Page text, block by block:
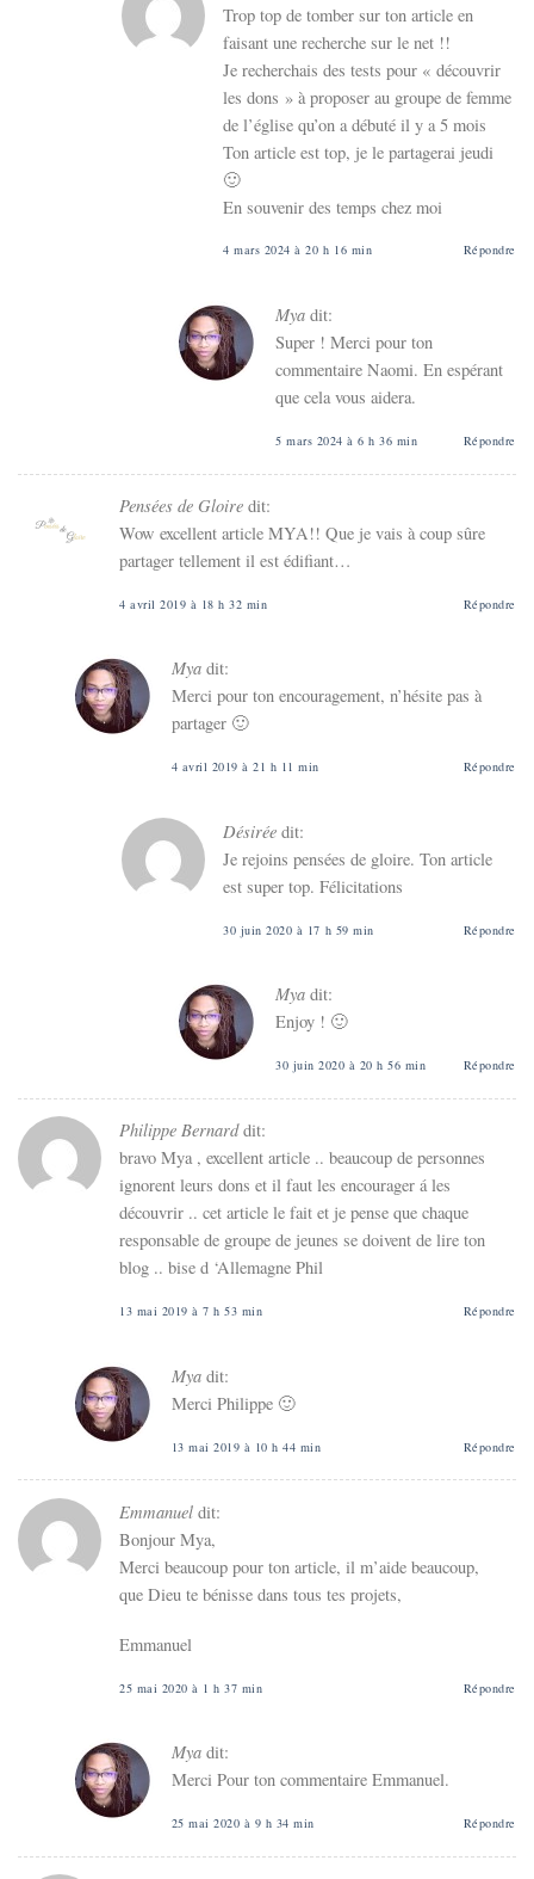
Trop top de tomber sur ton article en
faisant une recherche sur le net !!
Je recherchais des tests pour « découvrir
les dons » à proposer au groupe de femme
de l’église qu’on a débuté il y a 5 mois
Ton article est top, je le partagerai jeudi
🙂
En souvenir des temps chez moi
4 mars 2024 à 20 h 16 min Répondre
Mya dit:
Super ! Merci pour ton
commentaire Naomi. En espérant
que cela vous aidera.
5 mars 2024 à 6 h 36 min Répondre
Pensées de Gloire dit:
Wow excellent article MYA!! Que je vais à coup sûre
partager tellement il est édifiant…
4 avril 2019 à 18 h 32 min Répondre
Mya dit:
Merci pour ton encouragement, n’hésite pas à
partager 🙂
4 avril 2019 à 21 h 11 min Répondre
Désirée dit:
Je rejoins pensées de gloire. Ton article
est super top. Félicitations
30 juin 2020 à 17 h 59 min Répondre
Mya dit:
Enjoy ! 🙂
30 juin 2020 à 20 h 56 min Répondre
Philippe Bernard dit:
bravo Mya , excellent article .. beaucoup de personnes
ignorent leurs dons et il faut les encourager á les
découvrir .. cet article le fait et je pense que chaque
responsable de groupe de jeunes se doivent de lire ton
blog .. bise d ‘Allemagne Phil
13 mai 2019 à 7 h 53 min Répondre
Mya dit:
Merci Philippe 🙂
13 mai 2019 à 10 h 44 min Répondre
Emmanuel dit:
Bonjour Mya,
Merci beaucoup pour ton article, il m’aide beaucoup,
que Dieu te bénisse dans tous tes projets,
Emmanuel
25 mai 2020 à 1 h 37 min Répondre
Mya dit:
Merci Pour ton commentaire Emmanuel.
25 mai 2020 à 9 h 34 min Répondre